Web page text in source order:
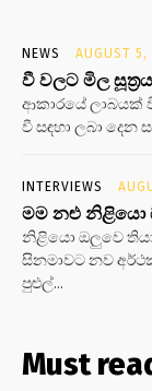
NEWS AUGUST 5,
වී වලට මිල
ආකාරයේ
වී සඳහා ලබා දෙන
INTERVIEWS
මම නළු නිළියො
නිළියො ඔලුවෙ
සිනමාවට නව
පුළුල්...
Must